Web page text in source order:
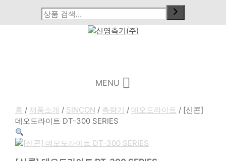
content
MENU
홈 / 제품소개 / SINCON / 측량기 / 데오도라이트 / [신콘]
데오도라이트 DT-300 SERIES